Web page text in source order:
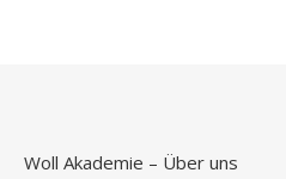
Woll Akademie – Über uns